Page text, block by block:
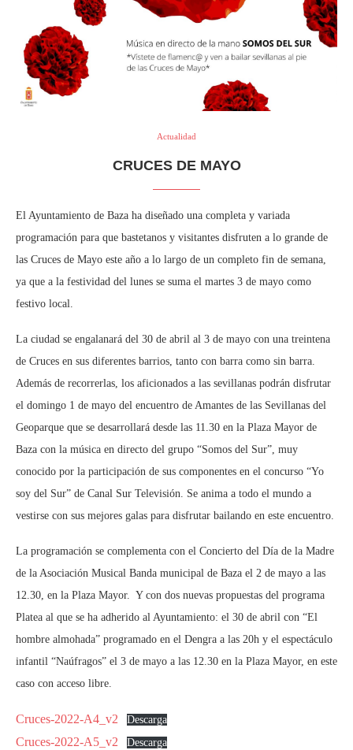
Actualidad
CRUCES DE MAYO
El Ayuntamiento de Baza ha diseñado una completa y variada
programación para que bastetanos y visitantes disfruten a lo grande de
las Cruces de Mayo este año a lo largo de un completo fin de semana,
ya que a la festividad del lunes se suma el martes 3 de mayo como
festivo local.
La ciudad se engalanará del 30 de abril al 3 de mayo con una treintena
de Cruces en sus diferentes barrios, tanto con barra como sin barra.
Además de recorrerlas, los aficionados a las sevillanas podrán disfrutar
el domingo 1 de mayo del encuentro de Amantes de las Sevillanas del
Geoparque que se desarrollará desde las 11.30 en la Plaza Mayor de
Baza con la música en directo del grupo “Somos del Sur”, muy
conocido por la participación de sus componentes en el concurso “Yo
soy del Sur” de Canal Sur Televisión. Se anima a todo el mundo a
vestirse con sus mejores galas para disfrutar bailando en este encuentro.
La programación se complementa con el Concierto del Día de la Madre
de la Asociación Musical Banda municipal de Baza el 2 de mayo a las
12.30, en la Plaza Mayor. Y con dos nuevas propuestas del programa
Platea al que se ha adherido al Ayuntamiento: el 30 de abril con “El
hombre almohada” programado en el Dengra a las 20h y el espectáculo
infantil “Naúfragos” el 3 de mayo a las 12.30 en la Plaza Mayor, en este
caso con acceso libre.
Cruces-2022-A4_v2 Descarga
Cruces-2022-A5_v2 Descarga